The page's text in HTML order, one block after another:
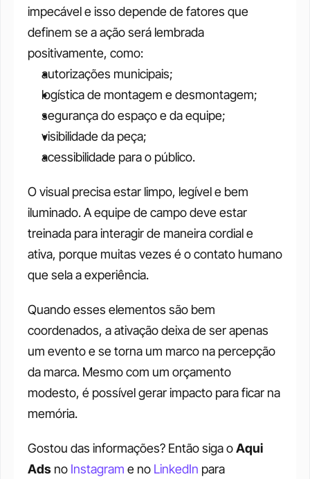
impecável e isso depende de fatores que
definem se a ação será lembrada
positivamente, como:
autorizações municipais;
logística de montagem e desmontagem;
segurança do espaço e da equipe;
visibilidade da peça;
acessibilidade para o público.
O visual precisa estar limpo, legível e bem
iluminado. A equipe de campo deve estar
treinada para interagir de maneira cordial e
ativa, porque muitas vezes é o contato humano
que sela a experiência.
Quando esses elementos são bem
coordenados, a ativação deixa de ser apenas
um evento e se torna um marco na percepção
da marca. Mesmo com um orçamento
modesto, é possível gerar impacto para ficar na
memória.
Gostou das informações? Então siga o Aqui
Ads no Instagram e no LinkedIn para